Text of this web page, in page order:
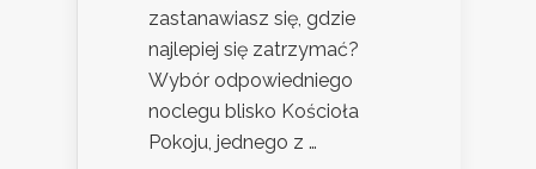
zastanawiasz się, gdzie
najlepiej się zatrzymać?
Wybór odpowiedniego
noclegu blisko Kościoła
Pokoju, jednego z …